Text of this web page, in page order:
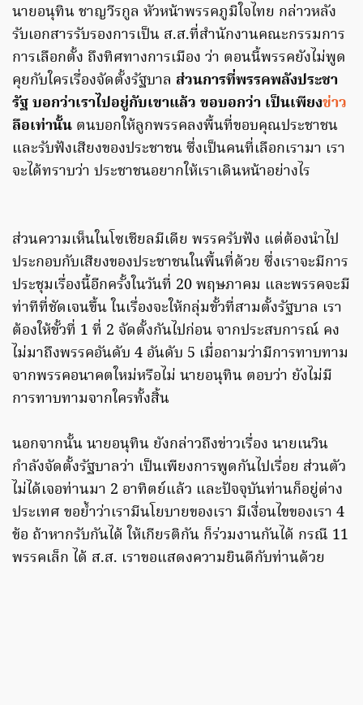
นายอนุทิน ชาญวีรกูล หัวหน้าพรรคภูมิใจไทย กล่าวหลัง
รับเอกสารรับรองการเป็น ส.ส.ที่สำนักงานคณะกรรมการ
การเลือกตั้ง ถึงทิศทางการเมือง ว่า ตอนนี้พรรคยังไม่พูด
คุยกับใครเรื่องจัดตั้งรัฐบาล ส่วนการที่พรรคพลังประชา
รัฐ บอกว่าเราไปอยู่กับเขาแล้ว ขอบอกว่า เป็นเพียงข่าว
ลือเท่านั้น ตนบอกให้ลูกพรรคลงพื้นที่ขอบคุณประชาชน
และรับฟังเสียงของประชาชน ซึ่งเป็นคนที่เลือกเรามา เรา
จะได้ทราบว่า ประชาชนอยากให้เราเดินหน้าอย่างไร
ส่วนความเห็นในโซเชียลมีเดีย พรรครับฟัง แต่ต้องนำไป
ประกอบกับเสียงของประชาชนในพื้นที่ด้วย ซึ่งเราจะมีการ
ประชุมเรื่องนี้อีกครั้งในวันที่ 20 พฤษภาคม และพรรคจะมี
ท่าทีที่ชัดเจนขึ้น ในเรื่องจะให้กลุ่มขั้วที่สามตั้งรัฐบาล เรา
ต้องให้ขั้วที่ 1 ที่ 2 จัดตั้งกันไปก่อน จากประสบการณ์ คง
ไม่มาถึงพรรคอันดับ 4 อันดับ 5 เมื่อถามว่ามีการทาบทาม
จากพรรคอนาคตใหม่หรือไม่ นายอนุทิน ตอบว่า ยังไม่มี
การทาบทามจากใครทั้งสิ้น
นอกจากนั้น นายอนุทิน ยังกล่าวถึงข่าวเรื่อง นายเนวิน
กำลังจัดตั้งรัฐบาลว่า เป็นเพียงการพูดกันไปเรื่อย ส่วนตัว
ไม่ได้เจอท่านมา 2 อาทิตย์แล้ว และปัจจุบันท่านก็อยู่ต่าง
ประเทศ ขอย้ำว่าเรามีนโยบายของเรา มีเงื่อนไขของเรา 4
ข้อ ถ้าหากรับกันได้ ให้เกียรติกัน ก็ร่วมงานกันได้ กรณี 11
พรรคเล็ก ได้ ส.ส. เราขอแสดงความยินดีกับท่านด้วย